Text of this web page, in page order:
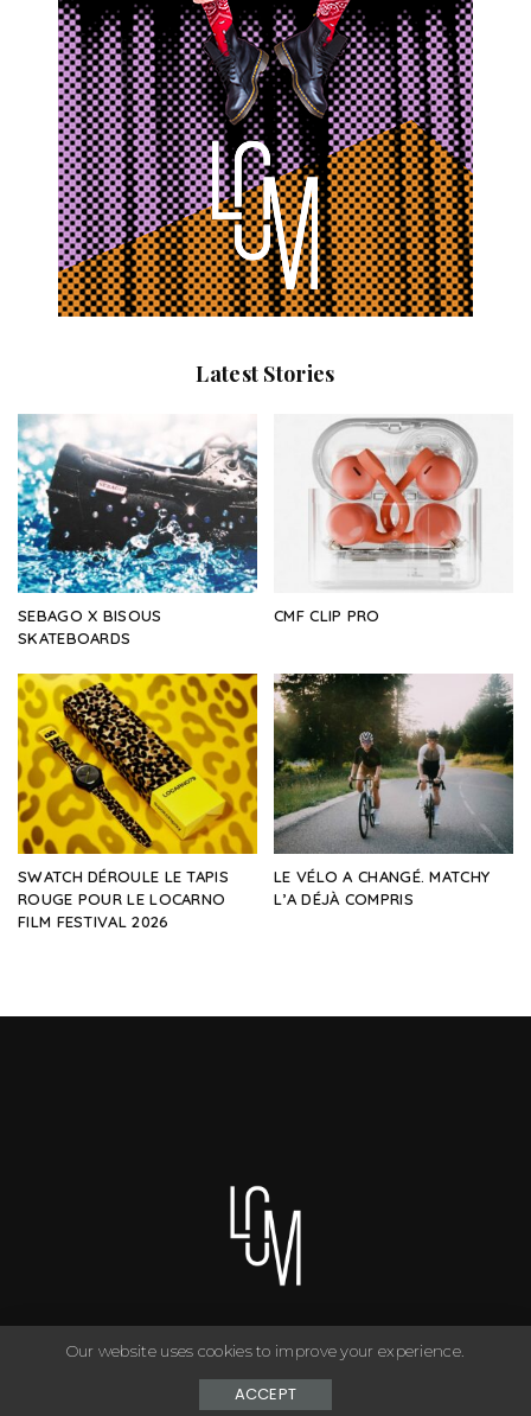
Latest Stories
SEBAGO X BISOUS
SKATEBOARDS
CMF CLIP PRO
SWATCH DÉROULE LE TAPIS
ROUGE POUR LE LOCARNO
FILM FESTIVAL 2026
LE VÉLO A CHANGÉ. MATCHY
L’A DÉJÀ COMPRIS
You can have anything you want in life if you dress for it. ©
Copyright Le Closet - 2024
Our website uses cookies to improve your experience.
ACCEPT